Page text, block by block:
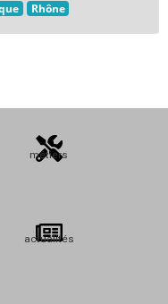
Rhône
métiers
actualités